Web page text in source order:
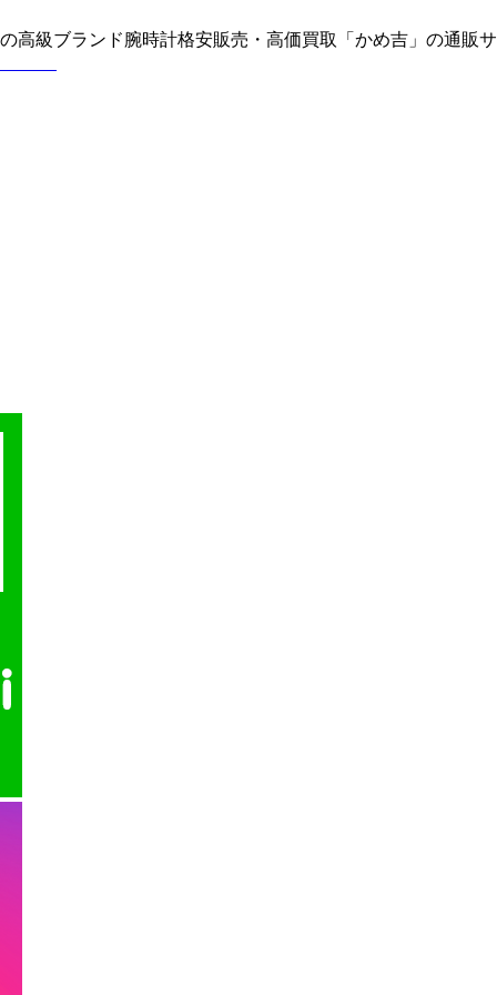
高級ブランド腕時計格安販売・高価買取「かめ吉」の通販